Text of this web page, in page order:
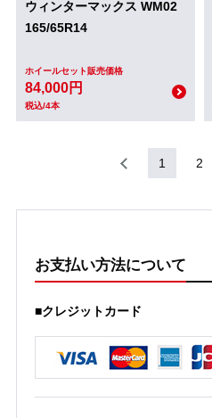
ウィンターマックス WM02
165/65R14
ホイールセット販売価格
84,000円
税込/4本
1 2
お支払い方法について
■クレジットカード